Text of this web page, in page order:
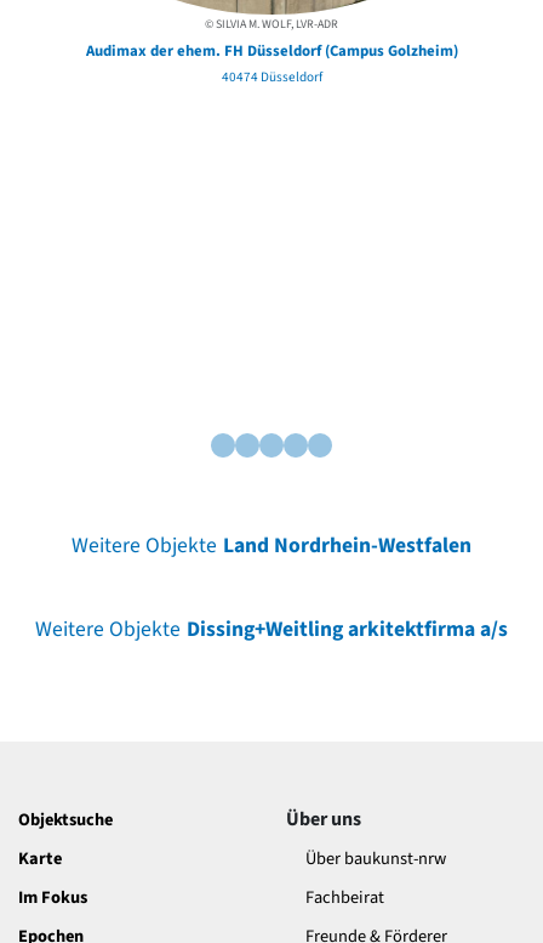
© SILVIA M. WOLF, LVR-ADR
Audimax der ehem. FH Düsseldorf (Campus Golzheim)
40474 Düsseldorf
Weitere Objekte Land Nordrhein-Westfalen
Weitere Objekte Dissing+Weitling arkitektfirma a/s
Objektsuche
Karte
Im Fokus
Epochen
Über uns
Über baukunst-nrw
Fachbeirat
Freunde & Förderer